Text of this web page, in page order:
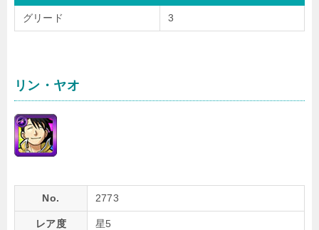
グリード 3
リン・ヤオ
No. 2773
レア度 星5